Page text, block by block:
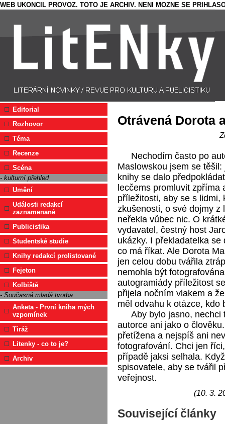
WEB UKONCIL PROVOZ. TOTO JE ARCHIV. NENI MOZNE SE
Editorial
Rozhovor
Téma
Recenze
Scéna
- kulturní přehled
Umění
Události redakcí
zaznamenané
Publicistika
Studentské studie
Knihy redakcí prolistované
Fejeton
Kolbiště
- Současná mladá tvorba
Anketa - První kniha mých
vzpomínek
Tiráž
Litenky - co to je?
Archiv
Otrávená Dorota
Nechodím často po
Maslowskou jsem se
knihy se dalo
lecčems promluvit zpříma
příležitosti, aby se s lidmi,
zkušenosti, o své dojmy z
neřekla vůbec nic. O
vydavatel, čestný host
ukázky. I překladatelka
co má říkat. Ale Dorota
jen celou dobu tvářila
nemohla být
autogramiády příležitost
přijela nočním vlakem a
měl odvahu k otázce, kdo
Aby bylo jasno, nechci
autorce ani jako o
přetížena a nejspíš ani
fotografování. Chci jen
případě jaksi selhala.
spisovatele, aby se tvářil
veřejnost.
(10. 3.
Související články